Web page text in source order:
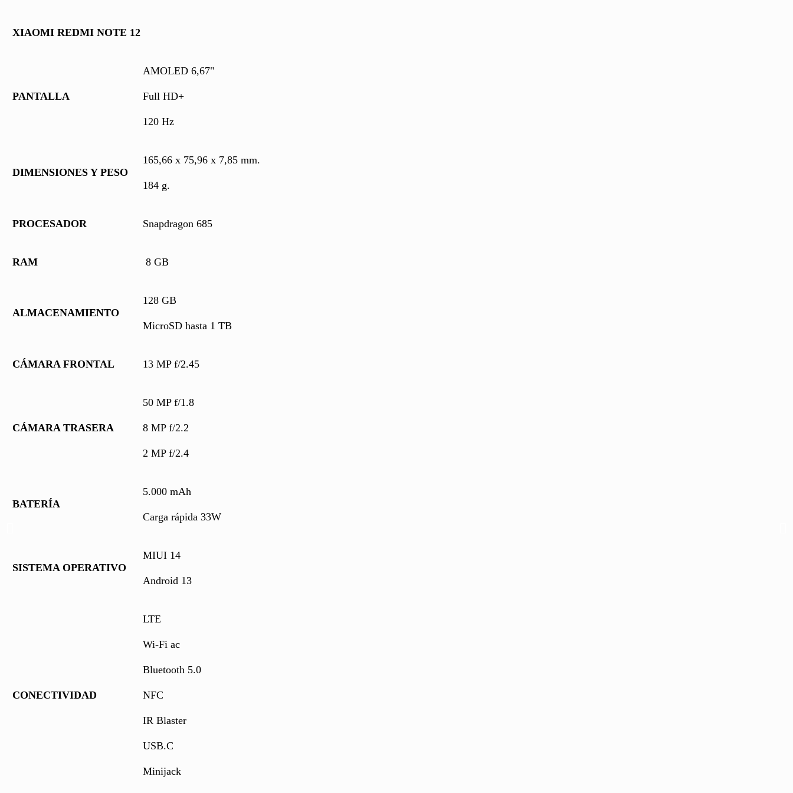
XIAOMI REDMI NOTE 12
PANTALLA
AMOLED 6,67"
Full HD+
120 Hz
DIMENSIONES Y PESO
165,66 x 75,96 x 7,85 mm.
184 g.
PROCESADOR Snapdragon 685
RAM 8 GB
ALMACENAMIENTO
128 GB
MicroSD hasta 1 TB
CÁMARA FRONTAL 13 MP f/2.45
CÁMARA TRASERA
50 MP f/1.8
8 MP f/2.2
2 MP f/2.4
BATERÍA
5.000 mAh
Carga rápida 33W
SISTEMA OPERATIVO
MIUI 14
Android 13
CONECTIVIDAD
LTE
Wi-Fi ac
Bluetooth 5.0
NFC
IR Blaster
USB.C
Minijack